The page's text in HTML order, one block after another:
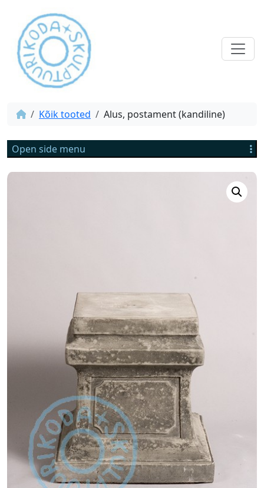
Kõik tooted Alus, postament (kandiline)
Open side menu